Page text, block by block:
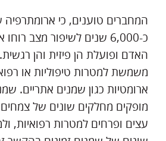
המחברים טוענים, כי
כ-6,000 שנים לשיפור מצב
האדם ופועלת הן פיזית והן
משמשת למטרות טיפוליות או
ארומטיות כגון שמנים אתריים.
מופקים מחלקים שונים של